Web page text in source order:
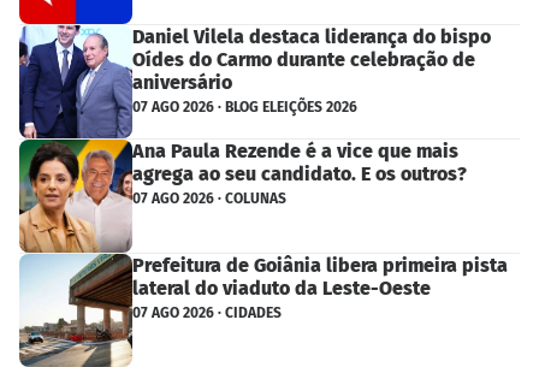
Daniel Vilela destaca liderança do bispo
Oídes do Carmo durante celebração de
aniversário
07 AGO 2026 · BLOG ELEIÇÕES 2026
Ana Paula Rezende é a vice que mais
agrega ao seu candidato. E os outros?
07 AGO 2026 · COLUNAS
Prefeitura de Goiânia libera primeira pista
lateral do viaduto da Leste-Oeste
07 AGO 2026 · CIDADES